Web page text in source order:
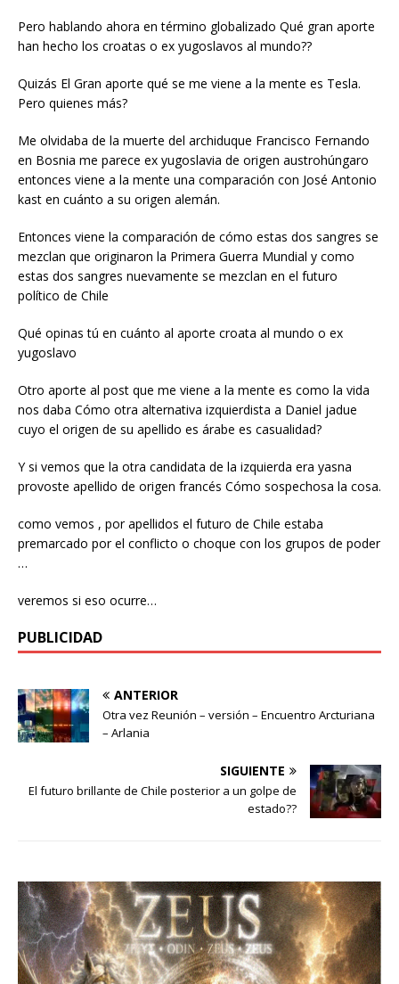
Pero hablando ahora en término globalizado Qué gran aporte
han hecho los croatas o ex yugoslavos al mundo??
Quizás El Gran aporte qué se me viene a la mente es Tesla.
Pero quienes más?
Me olvidaba de la muerte del archiduque Francisco Fernando
en Bosnia me parece ex yugoslavia de origen austrohúngaro
entonces viene a la mente una comparación con José Antonio
kast en cuánto a su origen alemán.
Entonces viene la comparación de cómo estas dos sangres se
mezclan que originaron la Primera Guerra Mundial y como
estas dos sangres nuevamente se mezclan en el futuro
político de Chile
Qué opinas tú en cuánto al aporte croata al mundo o ex
yugoslavo
Otro aporte al post que me viene a la mente es como la vida
nos daba Cómo otra alternativa izquierdista a Daniel jadue
cuyo el origen de su apellido es árabe es casualidad?
Y si vemos que la otra candidata de la izquierda era yasna
provoste apellido de origen francés Cómo sospechosa la cosa.
como vemos , por apellidos el futuro de Chile estaba
premarcado por el conflicto o choque con los grupos de poder
…
veremos si eso ocurre…
PUBLICIDAD
ANTERIOR
Otra vez Reunión – versión – Encuentro Arcturiana
– Arlania
SIGUIENTE
El futuro brillante de Chile posterior a un golpe de
estado??